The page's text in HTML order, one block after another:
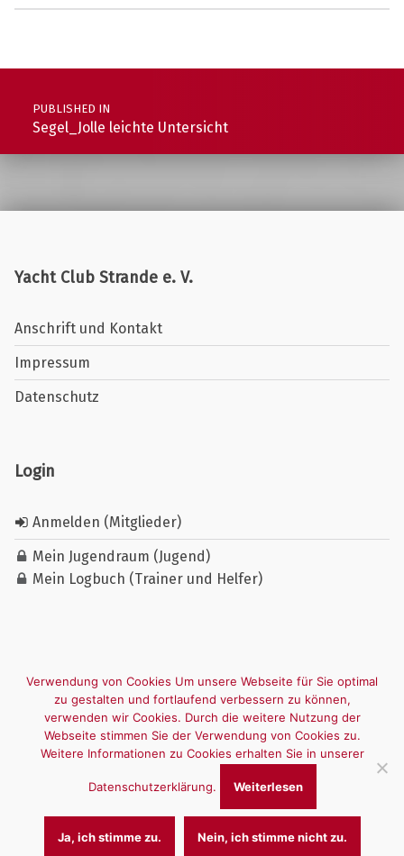
Post navigation
PUBLISHED IN
Segel_Jolle leichte Untersicht
Yacht Club Strande e. V.
Anschrift und Kontakt
Impressum
Datenschutz
Login
Anmelden (Mitglieder)
Mein Jugendraum (Jugend)
Mein Logbuch (Trainer und Helfer)
Verwendung von Cookies Um unsere Webseite für Sie optimal
zu gestalten und fortlaufend verbessern zu können,
verwenden wir Cookies. Durch die weitere Nutzung der
Webseite stimmen Sie der Verwendung von Cookies zu.
Weitere Informationen zu Cookies erhalten Sie in unserer
Datenschutzerklärung. Weiterlesen
Ja, ich stimme zu. Nein, ich stimme nicht zu.